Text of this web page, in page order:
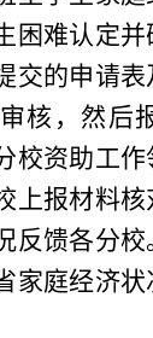
困难认定
交的申请
核，然后
校资助工
上报材料核
反馈各分
家庭经济